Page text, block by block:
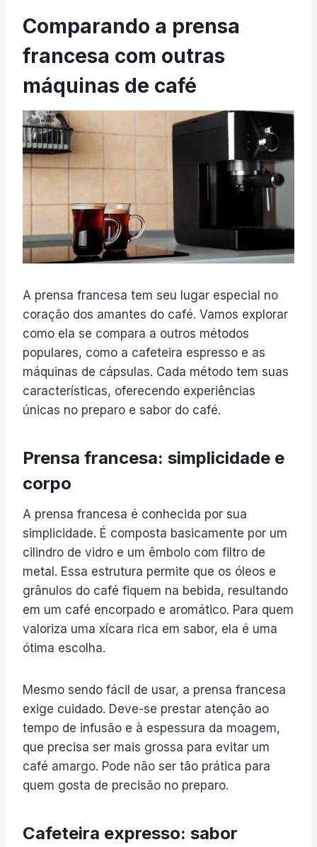
Comparando a prensa
francesa com outras
máquinas de café
A prensa francesa tem seu lugar especial no
coração dos amantes do café. Vamos explorar
como ela se compara a outros métodos
populares, como a cafeteira espresso e as
máquinas de cápsulas. Cada método tem suas
características, oferecendo experiências
únicas no preparo e sabor do café.
Prensa francesa: simplicidade e
corpo
A prensa francesa é conhecida por sua
simplicidade. É composta basicamente por um
cilindro de vidro e um êmbolo com filtro de
metal. Essa estrutura permite que os óleos e
grânulos do café fiquem na bebida, resultando
em um café encorpado e aromático. Para quem
valoriza uma xícara rica em sabor, ela é uma
ótima escolha.
Mesmo sendo fácil de usar, a prensa francesa
exige cuidado. Deve-se prestar atenção ao
tempo de infusão e à espessura da moagem,
que precisa ser mais grossa para evitar um
café amargo. Pode não ser tão prática para
quem gosta de precisão no preparo.
Cafeteira expresso: sabor